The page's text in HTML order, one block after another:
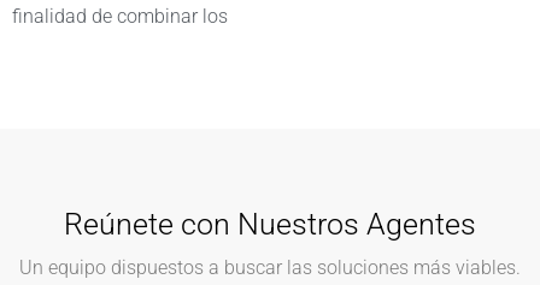
finalidad de combinar los
Reúnete con Nuestros Agentes
Un equipo dispuestos a buscar las soluciones más viables.